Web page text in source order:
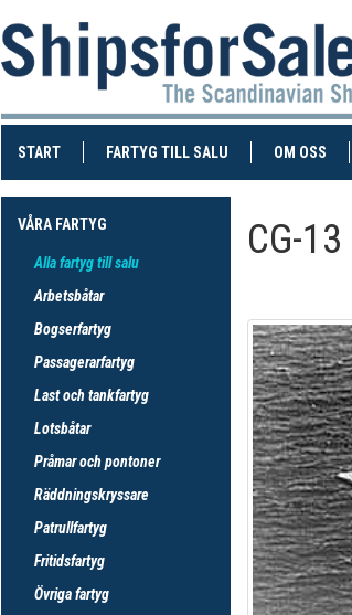
START(CURRENT)FARTYG TILL SALU (CURRENT)OM OSS
VÅRA FARTYG
Alla fartyg till salu
Arbetsbåtar
Bogserfartyg
Passagerarfartyg
Last och tankfartyg
Lotsbåtar
Pråmar och pontoner
Räddningskryssare
Patrullfartyg
Fritidsfartyg
Övriga fartyg
CG-13